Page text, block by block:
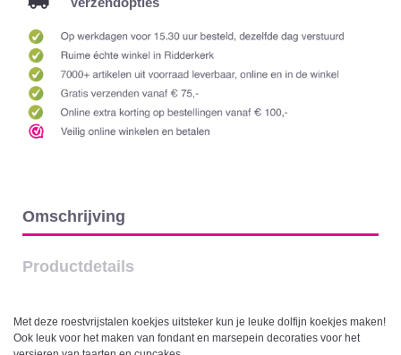
Omschrijving
Productdetails
Met deze roestvrijstalen koekjes uitsteker kun je leuke dolfijn koekjes maken!
Ook leuk voor het maken van fondant en marsepein decoraties voor het